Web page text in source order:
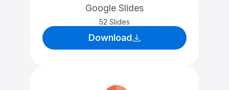
Google Slides
52 Slides
Download